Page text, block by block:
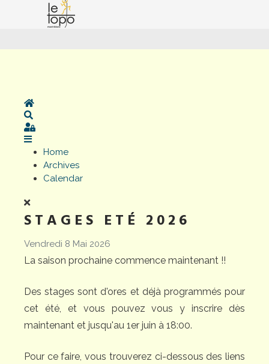
Home
Sign In
Home
Archives
Calendar
STAGES ETÉ 2026
Vendredi 8 Mai 2026
La saison prochaine commence maintenant !!
Des stages sont d'ores et déjà programmés pour
cet été, et vous pouvez vous y inscrire dès
maintenant et jusqu'au 1er juin à 18:00.
Pour ce faire, vous trouverez ci-dessous des liens